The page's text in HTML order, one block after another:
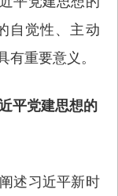
自觉性、主动
有重要意义。
平党建思想的
述习近平新时